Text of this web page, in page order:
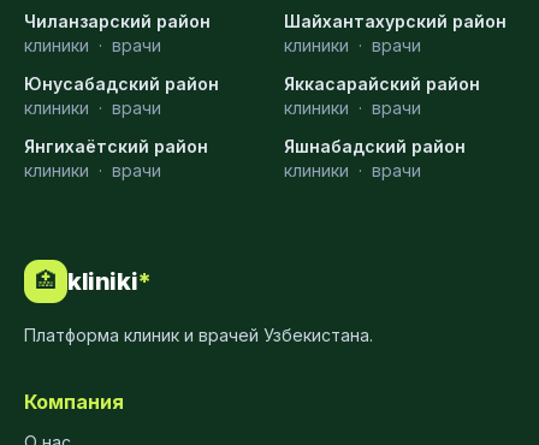
Чиланзарский район
клиники · врачи
Шайхантахурский район
клиники · врачи
Юнусабадский район
клиники · врачи
Яккасарайский район
клиники · врачи
Янгихаётский район
клиники · врачи
Яшнабадский район
клиники · врачи
🏥 kliniki*
Платформа клиник и врачей Узбекистана.
Компания